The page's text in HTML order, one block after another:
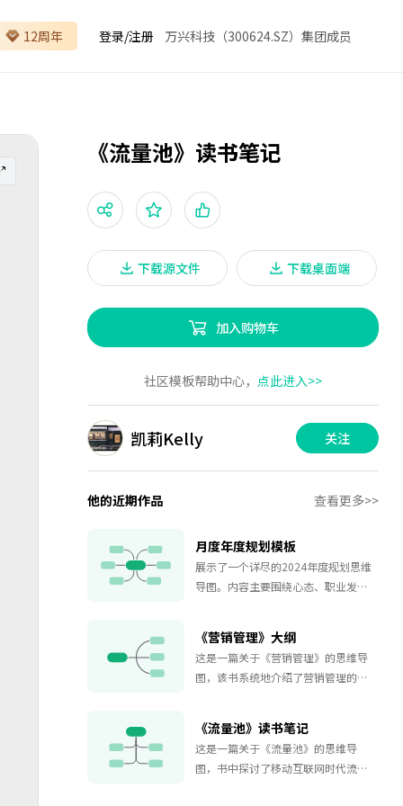
12周年 登录/注册 万兴科技（300624.SZ）集团成员
《流量池》读书笔记
下载源文件 下载桌面端
加入购物车
社区模板帮助中心， 点此进入>>
凯莉Kelly 关注
他的近期作品 查看更多>>
月度年度规划模板
展示了一个详尽的2024年度规划思维
导图。内容主要围绕心态、职业发展
并建议通过沉下心做事来耕耘并期待
收获。职业发展方面，规划涵盖了寻
找工作、提升专业技能以及制定职业
盖了学习、健康、外貌管理等多个方
面。在学习方面，计划每天学习300分
钟，每月至少读一本书，并学习新的
《营销管理》大纲
这是一篇关于《营销管理》的思维导
图，该书系统地介绍了营销管理的各
牌、塑造市场供应品、传递价值、传
播价值以及创造成功的长期成长等。
大量引用营销案例资料，每章开头
《流量池》读书笔记
这是一篇关于《流量池》的思维导
图，书中探讨了移动互联网时代流量